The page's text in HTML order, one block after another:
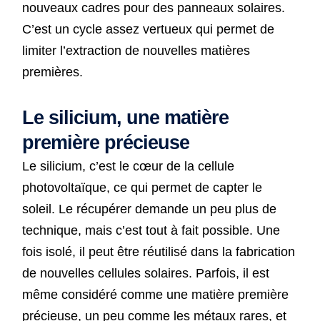
nouveaux cadres pour des panneaux solaires.
C’est un cycle assez vertueux qui permet de
limiter l’extraction de nouvelles matières
premières.
Le silicium, une matière
première précieuse
Le silicium, c’est le cœur de la cellule
photovoltaïque, ce qui permet de capter le
soleil. Le récupérer demande un peu plus de
technique, mais c’est tout à fait possible. Une
fois isolé, il peut être réutilisé dans la fabrication
de nouvelles cellules solaires. Parfois, il est
même considéré comme une matière première
précieuse, un peu comme les métaux rares, et